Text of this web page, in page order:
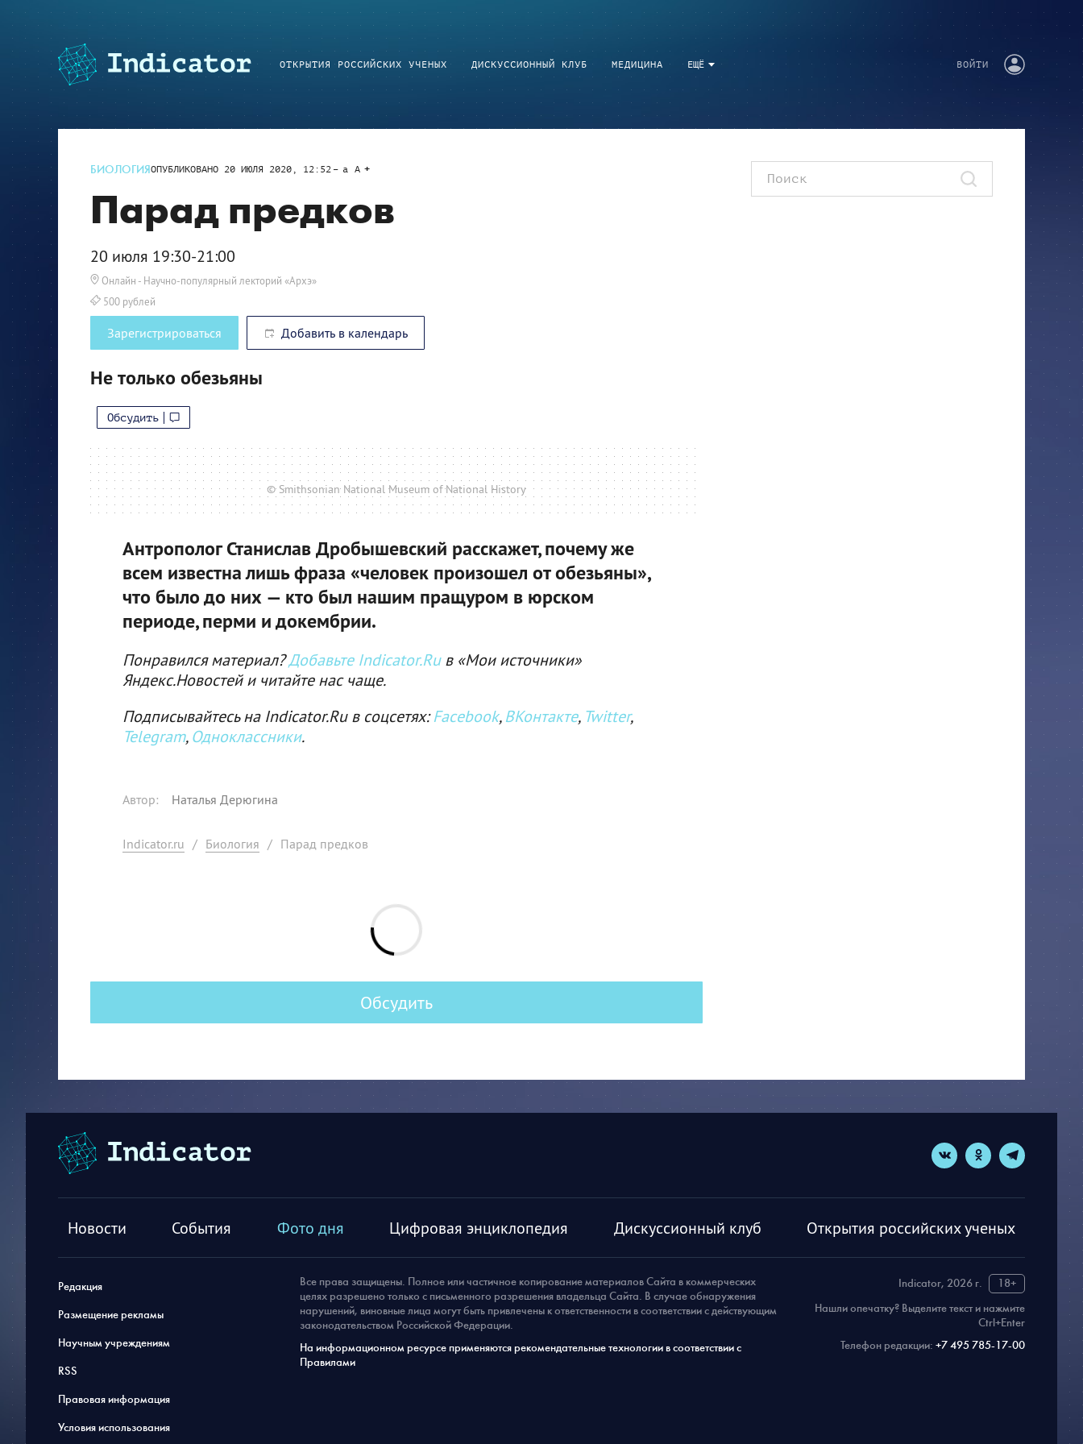
ЕЩЁ
ОТКРЫТИЯ РОССИЙСКИХ УЧЕНЫХ ДИСКУССИОННЫЙ КЛУБ МЕДИЦИНА ВОЙТИ
БИОЛОГИЯОПУБЛИКОВАНО 20 ИЮЛЯ 2020, 12:52 a A
Парад предков
20 июля 19:30-21:00
Онлайн - Научно-популярный лекторий «Архэ»
500 рублей
Зарегистрироваться Добавить в календарь
Не только обезьяны
Обсудить
© Smithsonian National Museum of National History
Антрополог Станислав Дробышевский расскажет, почему же
всем известна лишь фраза «человек произошел от обезьяны»,
что было до них — кто был нашим пращуром в юрском
периоде, перми и докембрии.
Понравился материал?Добавьте Indicator.Ruв «Мои источники»
Яндекс.Новостей и читайте нас чаще.
Подписывайтесь на Indicator.Ru в соцсетях:Facebook, ВКонтакте, Twitter,
Telegram, Одноклассники.
Автор: Наталья Дерюгина
Indicator.ru / Биология / Парад предков
Обсудить
Новости События Фото дня Цифровая энциклопедия Дискуссионный клуб Открытия российских ученых
Редакция
Размещение рекламы
Научным учреждениям
RSS
Правовая информация
Условия использования
Indicator, 2026 г.
18+
Нашли опечатку? Выделите текст и нажмите
Ctrl+Enter
Телефон редакции: +7 495 785-17-00
Все права защищены. Полное или частичное копирование материалов Сайта в коммерческих
целях разрешено только с письменного разрешения владельца Сайта. В случае обнаружения
нарушений, виновные лица могут быть привлечены к ответственности в соответствии с действующим
законодательством Российской Федерации.
На информационном ресурсе применяются рекомендательные технологии в соответствии с
Правилами